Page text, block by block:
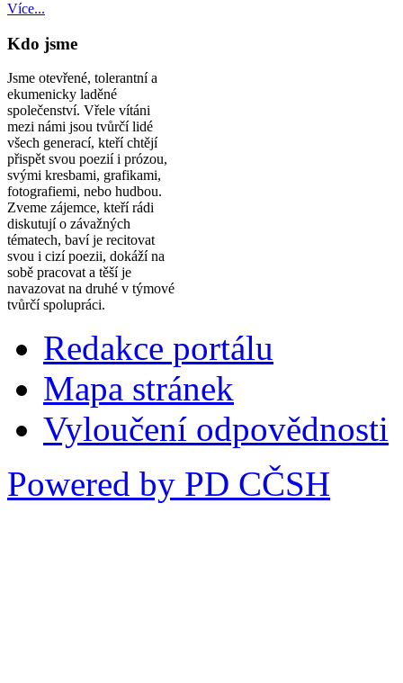
Více...
Kdo jsme
Jsme otevřené, tolerantní a
ekumenicky laděné
společenství. Vřele vítáni
mezi námi jsou tvůrčí lidé
všech generací, kteří chtějí
přispět svou poezií i prózou,
svými kresbami, grafikami,
fotografiemi, nebo hudbou.
Zveme zájemce, kteří rádi
diskutují o závažných
tématech, baví je recitovat
svou i cizí poezii, dokáží na
sobě pracovat a těší je
navazovat na druhé v týmové
tvůrčí spolupráci.
Redakce portálu
Mapa stránek
Vyloučení odpovědnosti
Powered by PD CČSH